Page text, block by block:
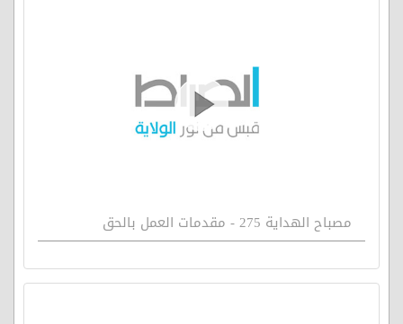
مصباح الهداية 275 - مقدمات العمل بالحق